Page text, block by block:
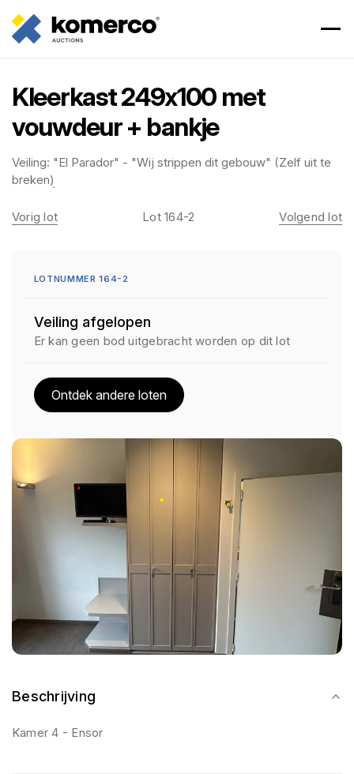
Kleerkast 249x100 met
vouwdeur + bankje
Veiling: "El Parador" - "Wij strippen dit gebouw" (Zelf uit te
breken)
Beschrijving
Kamer 4 - Ensor
Vorig lot Lot 164-2 Volgend lot
LOTNUMMER 164-2
Veiling afgelopen
Er kan geen bod uitgebracht worden op dit lot
Ontdek andere loten